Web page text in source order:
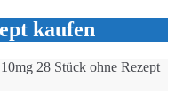
kaufen
28 Stück ohne Rezept